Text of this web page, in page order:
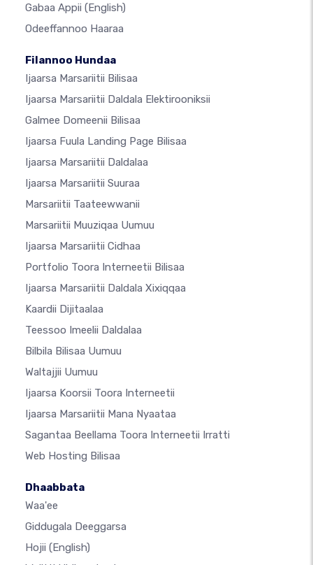
Gabaa Appii (English)
Odeeffannoo Haaraa
Filannoo Hundaa
Ijaarsa Marsariitii Bilisaa
Ijaarsa Marsariitii Daldala Elektirooniksii
Galmee Domeenii Bilisaa
Ijaarsa Fuula Landing Page Bilisaa
Ijaarsa Marsariitii Daldalaa
Ijaarsa Marsariitii Suuraa
Marsariitii Taateewwanii
Marsariitii Muuziqaa Uumuu
Ijaarsa Marsariitii Cidhaa
Portfolio Toora Interneetii Bilisaa
Ijaarsa Marsariitii Daldala Xixiqqaa
Kaardii Dijitaalaa
Teessoo Imeelii Daldalaa
Bilbila Bilisaa Uumuu
Waltajjii Uumuu
Ijaarsa Koorsii Toora Interneetii
Ijaarsa Marsariitii Mana Nyaataa
Sagantaa Beellama Toora Interneetii Irratti
Web Hosting Bilisaa
Dhaabbata
Waa'ee
Giddugala Deeggarsa
Hojii (English)